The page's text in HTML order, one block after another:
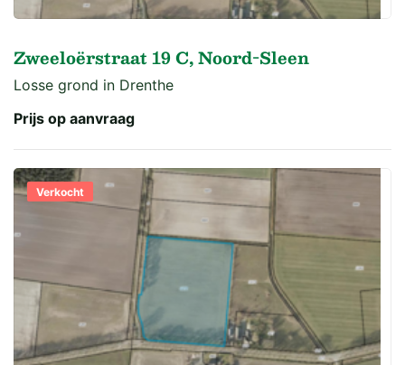
Zweeloërstraat 19 C, Noord-Sleen
Losse grond in Drenthe
Prijs op aanvraag
Verkocht